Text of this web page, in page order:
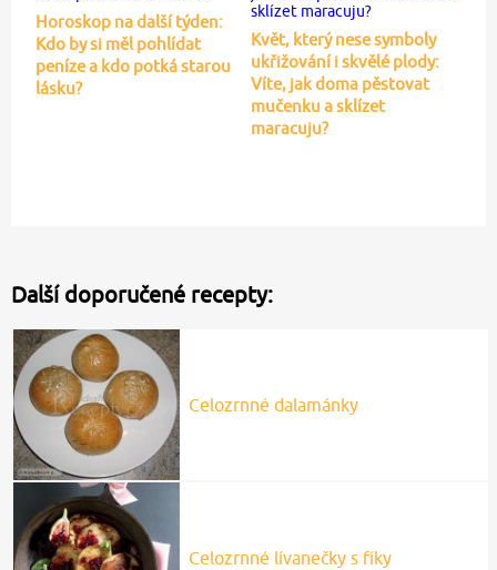
Horoskop na další týden:
Kdo by si měl pohlídat
peníze a kdo potká starou
lásku?
Květ, který nese symboly
ukřižování i skvělé plody:
Víte, jak doma pěstovat
mučenku a sklízet
maracuju?
Další doporučené recepty:
Celozrnné dalamánky
Celozrnné lívanečky s fíky